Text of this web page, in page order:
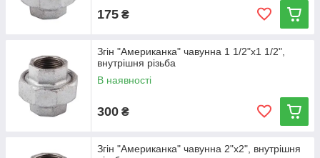
175 ₴
Згін "Американка" чавунна 1 1/2"х1 1/2",
внутрішня різьба
В наявності
300 ₴
Згін "Американка" чавунна 2"х2", внутрішня